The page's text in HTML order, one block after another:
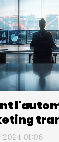
01:06